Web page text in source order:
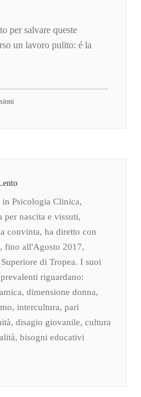
per salvare queste
un lavoro pulito: é la
in Psicologia Clinica,
per nascita e vissuti,
convinta, ha diretto con
fino all'Agosto 2017,
di Tropea. I suoi
riguardano:
dimensione donna,
intercultura, pari
disagio giovanile, cultura
bisogni educativi